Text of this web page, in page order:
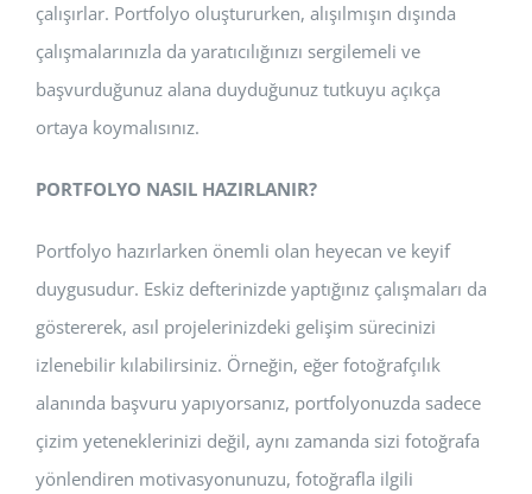
çalışırlar. Portfolyo oluştururken, alışılmışın dışında
çalışmalarınızla da yaratıcılığınızı sergilemeli ve
başvurduğunuz alana duyduğunuz tutkuyu açıkça
ortaya koymalısınız.
PORTFOLYO NASIL HAZIRLANIR?
Portfolyo hazırlarken önemli olan heyecan ve keyif
duygusudur. Eskiz defterinizde yaptığınız çalışmaları da
göstererek, asıl projelerinizdeki gelişim sürecinizi
izlenebilir kılabilirsiniz. Örneğin, eğer fotoğrafçılık
alanında başvuru yapıyorsanız, portfolyonuzda sadece
çizim yeteneklerinizi değil, aynı zamanda sizi fotoğrafa
yönlendiren motivasyonunuzu, fotoğrafla ilgili